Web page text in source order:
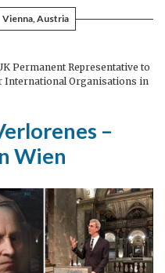
Vienna, Austria
Permanent Representative to
International Organisations in
–
Wien